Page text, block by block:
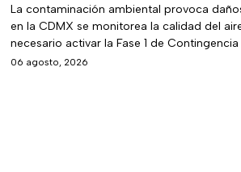
La contaminación ambiental provoca
en la CDMX se monitorea la calidad del
necesario activar la Fase 1 de
06 agosto, 2026